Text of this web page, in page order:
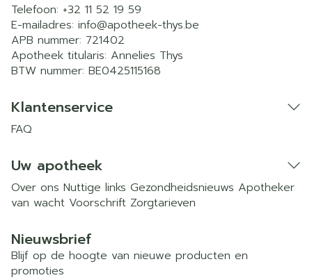
Telefoon: +32 11 52 19 59
E-mailadres: info@apotheek-thys.be
APB nummer: 721402
Apotheek titularis: Annelies Thys
BTW nummer: BE0425115168
Klantenservice
FAQ
Uw apotheek
Over ons Nuttige links Gezondheidsnieuws Apotheker
van wacht Voorschrift Zorgtarieven
Nieuwsbrief
Blijf op de hoogte van nieuwe producten en
promoties